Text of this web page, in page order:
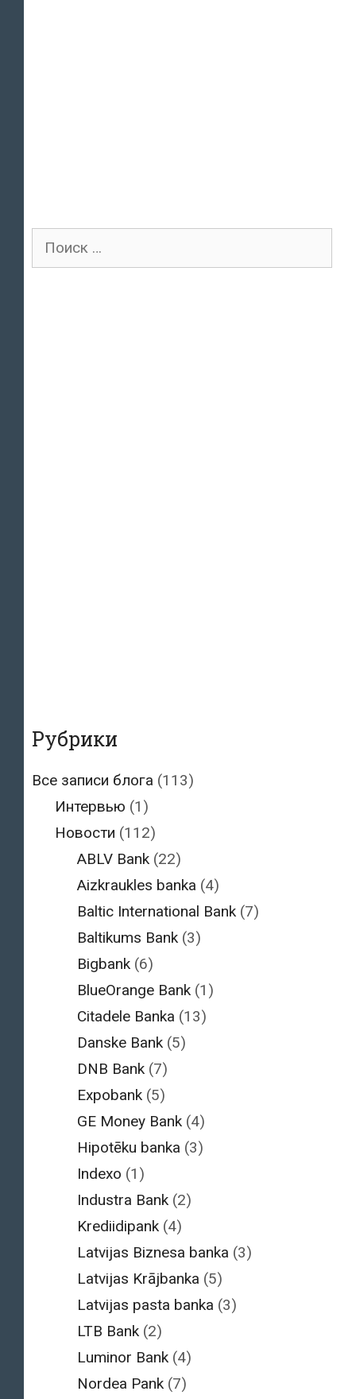
Поиск
Рубрики
Все записи блога (113)
Интервью (1)
Новости (112)
ABLV Bank (22)
Aizkraukles banka (4)
Baltic International Bank (7)
Baltikums Bank (3)
Bigbank (6)
BlueOrange Bank (1)
Citadele Banka (13)
Danske Bank (5)
DNB Bank (7)
Expobank (5)
GE Money Bank (4)
Hipotēku banka (3)
Indexo (1)
Industra Bank (2)
Krediidipank (4)
Latvijas Biznesa banka (3)
Latvijas Krājbanka (5)
Latvijas pasta banka (3)
LTB Bank (2)
Luminor Bank (4)
Nordea Pank (7)